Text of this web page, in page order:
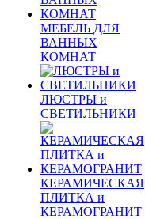
МЕБЕЛЬ ДЛЯ
ВАННЫХ
КОМНАТ
ЛЮСТРЫ и
СВЕТИЛЬНИКИ
КЕРАМИЧЕСКАЯ
ПЛИТКА и
КЕРАМОГРАНИТ